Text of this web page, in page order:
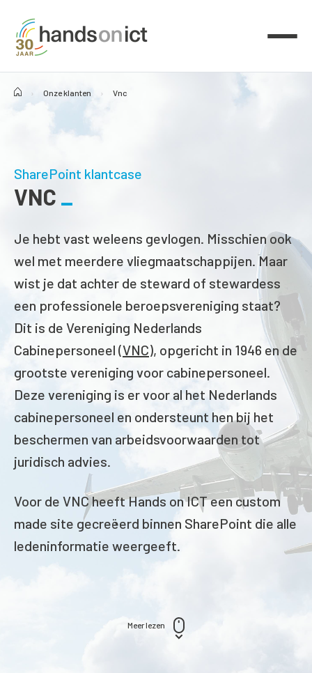
› Onze klanten › Vnc
SharePoint klantcase
VNC
Je hebt vast weleens gevlogen. Misschien ook
wel met meerdere vliegmaatschappijen. Maar
wist je dat achter de steward of stewardess
een professionele beroepsvereniging staat?
Dit is de Vereniging Nederlands
Cabinepersoneel (VNC), opgericht in 1946 en de
grootste vereniging voor cabinepersoneel.
Deze vereniging is er voor al het Nederlands
cabinepersoneel en ondersteunt hen bij het
beschermen van arbeidsvoorwaarden tot
juridisch advies.
Voor de VNC heeft Hands on ICT een custom
made site gecreëerd binnen SharePoint die alle
ledeninformatie weergeeft.
Meer lezen